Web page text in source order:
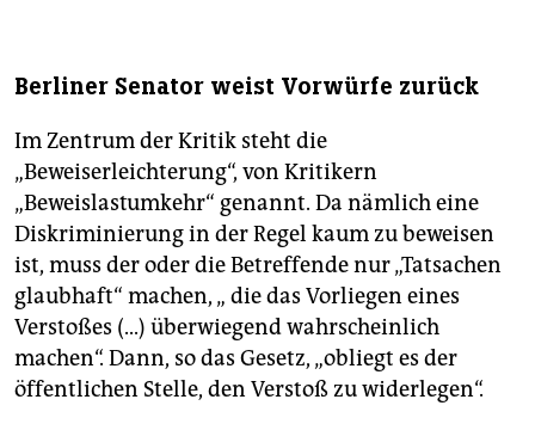
Berliner Senator weist Vorwürfe zurück
Im Zentrum der Kritik steht die
„Beweiserleichterung“, von Kritikern
„Beweislastumkehr“ genannt. Da nämlich eine
Diskriminierung in der Regel kaum zu beweisen
ist, muss der oder die Betreffende nur „Tatsachen
glaubhaft“ machen, „ die das Vorliegen eines
Verstoßes (...) überwiegend wahrscheinlich
machen“. Dann, so das Gesetz, „obliegt es der
öffentlichen Stelle, den Verstoß zu widerlegen“.